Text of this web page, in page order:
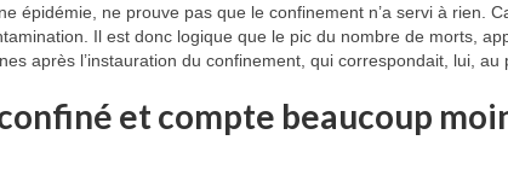
épidémie, ne prouve pas que le confinement n’a servi à rien.
Il est donc logique que le pic du nombre de morts,
après l’instauration du confinement, qui correspondait, lui, au
confiné et compte beaucoup